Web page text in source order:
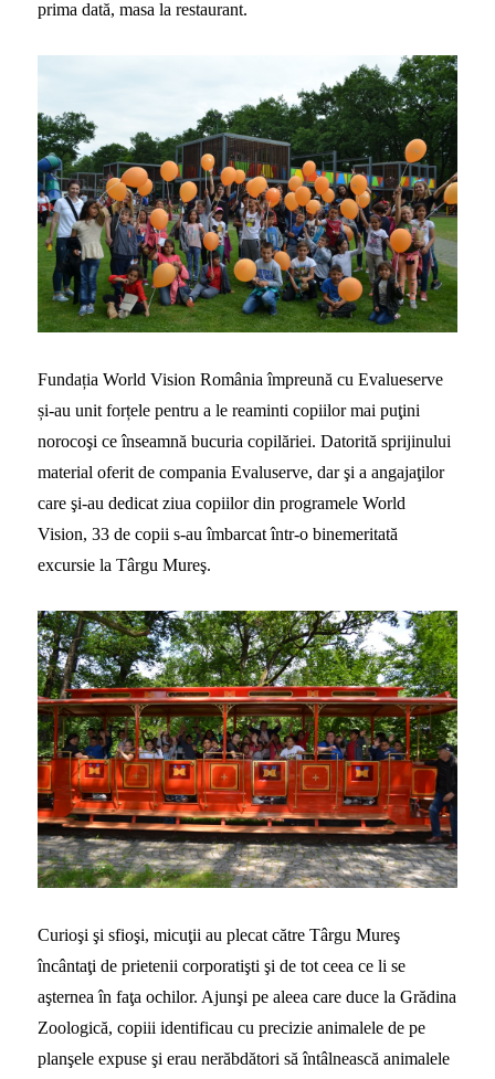
prima dată, masa la restaurant.
Fundația World Vision România împreună cu Evalueserve
și-au unit forțele pentru a le reaminti copiilor mai puţini
norocoşi ce înseamnă bucuria copilăriei. Datorită sprijinului
material oferit de compania Evaluserve, dar şi a angajaţilor
care şi-au dedicat ziua copiilor din programele World
Vision, 33 de copii s-au îmbarcat într-o binemeritată
excursie la Târgu Mureş.
Curioşi şi sfioşi, micuţii au plecat către Târgu Mureş
încântaţi de prietenii corporatişti şi de tot ceea ce li se
aşternea în faţa ochilor. Ajunşi pe aleea care duce la Grădina
Zoologică, copiii identificau cu precizie animalele de pe
planşele expuse şi erau nerăbdători să întâlnească animalele